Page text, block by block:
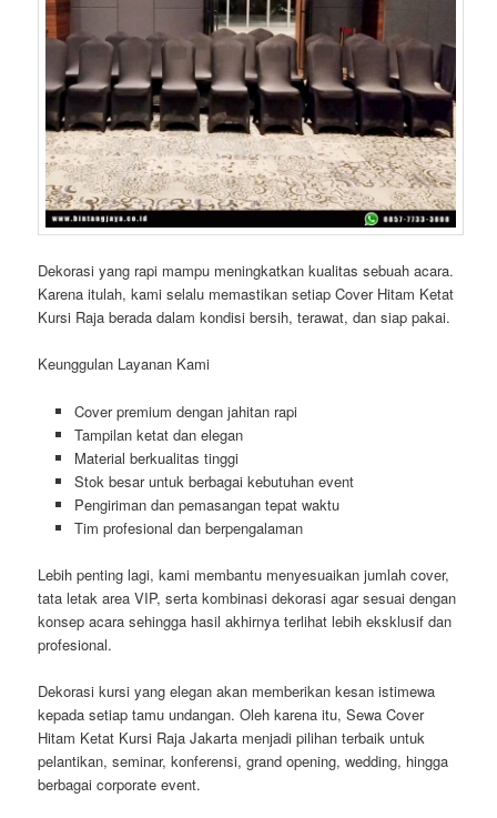
Dekorasi yang rapi mampu meningkatkan kualitas sebuah acara.
Karena itulah, kami selalu memastikan setiap Cover Hitam Ketat
Kursi Raja berada dalam kondisi bersih, terawat, dan siap pakai.
Keunggulan Layanan Kami
Cover premium dengan jahitan rapi
Tampilan ketat dan elegan
Material berkualitas tinggi
Stok besar untuk berbagai kebutuhan event
Pengiriman dan pemasangan tepat waktu
Tim profesional dan berpengalaman
Lebih penting lagi, kami membantu menyesuaikan jumlah cover,
tata letak area VIP, serta kombinasi dekorasi agar sesuai dengan
konsep acara sehingga hasil akhirnya terlihat lebih eksklusif dan
profesional.
Dekorasi kursi yang elegan akan memberikan kesan istimewa
kepada setiap tamu undangan. Oleh karena itu, Sewa Cover
Hitam Ketat Kursi Raja Jakarta menjadi pilihan terbaik untuk
pelantikan, seminar, konferensi, grand opening, wedding, hingga
berbagai corporate event.